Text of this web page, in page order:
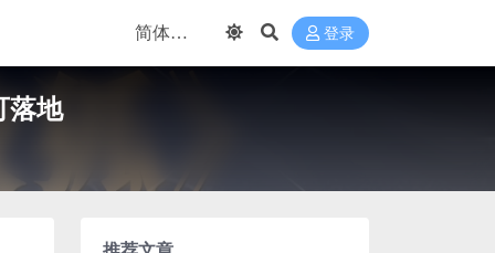
登录
落地